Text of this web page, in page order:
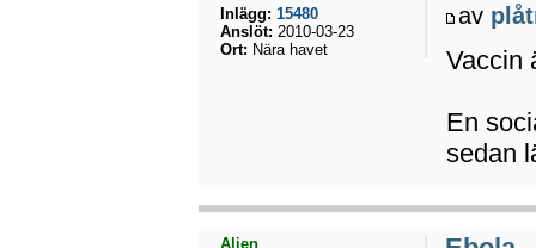
av
Vaccin
En
sedan
Inlägg: 15480
Anslöt: 2010-03-23
Ort: Nära havet
Alien